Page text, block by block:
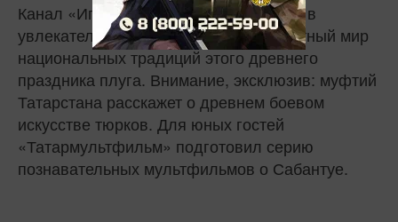
Канал «Игровой Сабантуй» пригласит в
увлекательное путешествие в колоритный мир
национальных традиций этого древнего
праздника плуга. Внимание, эксклюзив: муфтий
Татарстана расскажет о древнем боевом
искусстве тюрков. Для юных гостей
«Татармультфильм» подготовил серию
познавательных мультфильмов о Сабантуе.